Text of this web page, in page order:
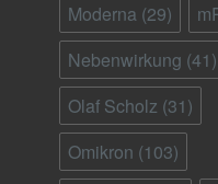
Moderna (29)
Nebenwirkung (41)
Olaf Scholz (31)
Omikron (103)